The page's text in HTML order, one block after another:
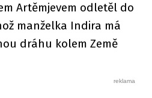
Artěmjevem odletěl do
manželka Indira má
dráhu kolem Země